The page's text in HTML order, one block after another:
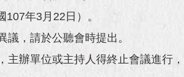
年3月22日）。
，請於公聽會時提出。
辦單位或主持人得終止會議進行